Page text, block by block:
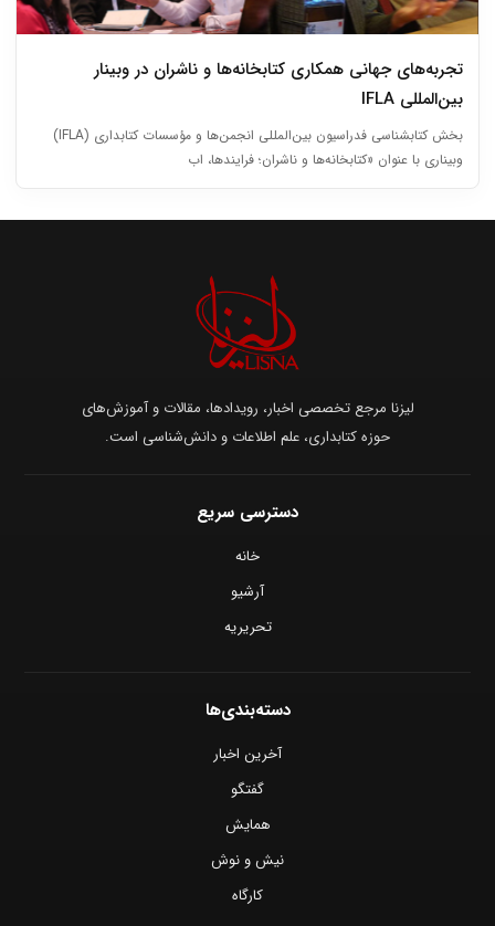
تجربه‌های جهانی همکاری کتابخانه‌ها و ناشران در وبینار
بین‌المللی IFLA
بخش کتابشناسی فدراسیون بین‌المللی انجمن‌ها و مؤسسات کتابداری (IFLA)
وبیناری با عنوان «کتابخانه‌ها و ناشران؛ فرایندها، اب
لیزنا مرجع تخصصی اخبار، رویدادها، مقالات و آموزش‌های
حوزه کتابداری، علم اطلاعات و دانش‌شناسی است.
دسترسی سریع
خانه
آرشیو
تحریریه
دسته‌بندی‌ها
آخرین اخبار
گفتگو
همایش
نیش و نوش
کارگاه